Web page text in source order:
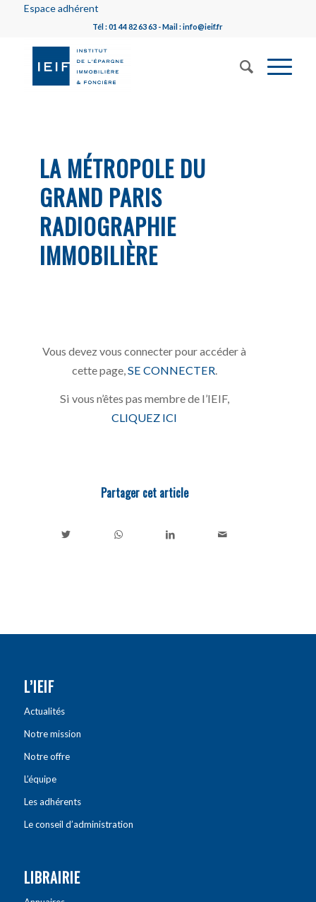
Espace adhérent
Tél : 01 44 82 63 63 - Mail : info@ieif.fr
LA MÉTROPOLE DU
GRAND PARIS
RADIOGRAPHIE
IMMOBILIÈRE
Vous devez vous connecter pour accéder à
cette page, SE CONNECTER
Si vous n’êtes pas membre de l’IEIF,
CLIQUEZ ICI
Partager cet article
L’IEIF
Actualités
Notre mission
Notre offre
L’équipe
Les adhérents
Le conseil d’administration
LIBRAIRIE